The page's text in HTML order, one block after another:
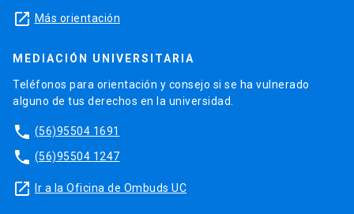
launch Más orientación
MEDIACIÓN UNIVERSITARIA
Teléfonos para orientación y consejo si se ha vulnerado
alguno de tus derechos en la universidad.
phone (56)95504 1691
phone (56)95504 1247
launch Ir a la Oficina de Ombuds UC